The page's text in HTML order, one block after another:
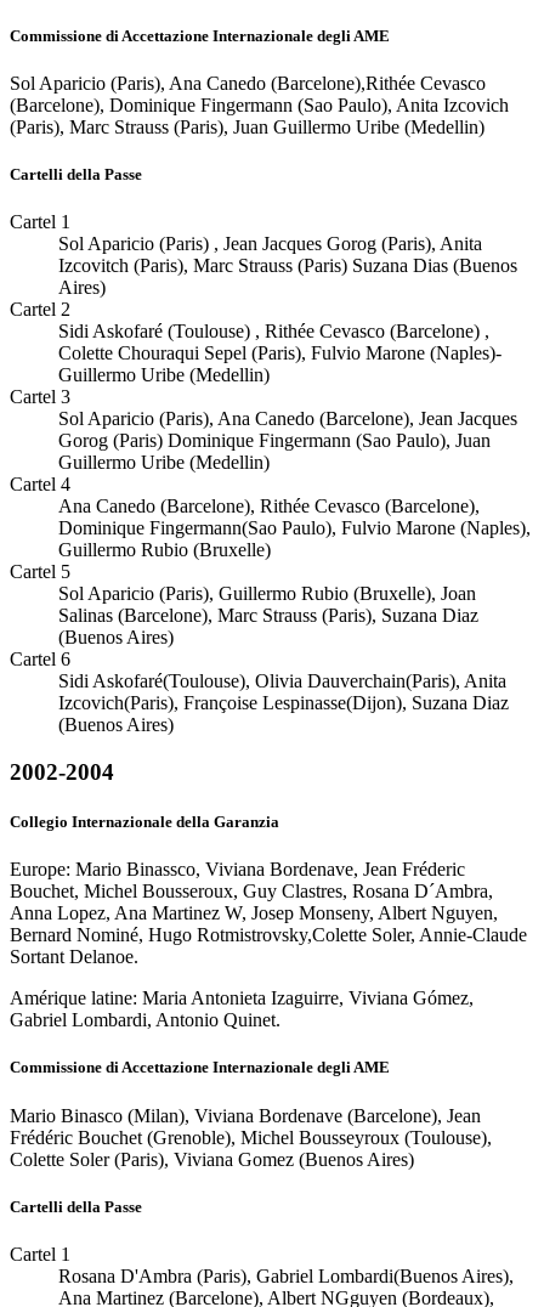
Commissione di Accettazione Internazionale degli AME
Sol Aparicio (Paris), Ana Canedo (Barcelone),Rithée Cevasco
(Barcelone), Dominique Fingermann (Sao Paulo), Anita Izcovich
(Paris), Marc Strauss (Paris), Juan Guillermo Uribe (Medellin)
Cartelli della Passe
Cartel 1
Sol Aparicio (Paris) , Jean Jacques Gorog (Paris), Anita
Izcovitch (Paris), Marc Strauss (Paris) Suzana Dias (Buenos
Aires)
Cartel 2
Sidi Askofaré (Toulouse) , Rithée Cevasco (Barcelone) ,
Colette Chouraqui Sepel (Paris), Fulvio Marone (Naples)-
Guillermo Uribe (Medellin)
Cartel 3
Sol Aparicio (Paris), Ana Canedo (Barcelone), Jean Jacques
Gorog (Paris) Dominique Fingermann (Sao Paulo), Juan
Guillermo Uribe (Medellin)
Cartel 4
Ana Canedo (Barcelone), Rithée Cevasco (Barcelone),
Dominique Fingermann(Sao Paulo), Fulvio Marone (Naples),
Guillermo Rubio (Bruxelle)
Cartel 5
Sol Aparicio (Paris), Guillermo Rubio (Bruxelle), Joan
Salinas (Barcelone), Marc Strauss (Paris), Suzana Diaz
(Buenos Aires)
Cartel 6
Sidi Askofaré(Toulouse), Olivia Dauverchain(Paris), Anita
Izcovich(Paris), Françoise Lespinasse(Dijon), Suzana Diaz
(Buenos Aires)
2002-2004
Collegio Internazionale della Garanzia
Europe: Mario Binassco, Viviana Bordenave, Jean Fréderic
Bouchet, Michel Bousseroux, Guy Clastres, Rosana D´Ambra,
Anna Lopez, Ana Martinez W, Josep Monseny, Albert Nguyen,
Bernard Nominé, Hugo Rotmistrovsky,Colette Soler, Annie-Claude
Sortant Delanoe.
Amérique latine: Maria Antonieta Izaguirre, Viviana Gómez,
Gabriel Lombardi, Antonio Quinet.
Commissione di Accettazione Internazionale degli AME
Mario Binasco (Milan), Viviana Bordenave (Barcelone), Jean
Frédéric Bouchet (Grenoble), Michel Bousseyroux (Toulouse),
Colette Soler (Paris), Viviana Gomez (Buenos Aires)
Cartelli della Passe
Cartel 1
Rosana D'Ambra (Paris), Gabriel Lombardi(Buenos Aires),
Ana Martinez (Barcelone), Albert NGguyen (Bordeaux),